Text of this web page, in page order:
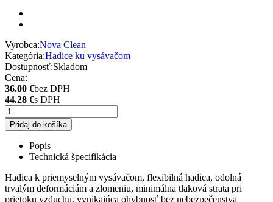
Vyrobca:Nova Clean
Kategória:Hadice ku vysávačom
Dostupnosť:Skladom
Cena:
36.00 €bez DPH
44.28 €s DPH
Pridaj do košíka
Popis
Technická špecifikácia
Hadica k priemyselným vysávačom, flexibilná hadica, odolná
trvalým deformáciám a zlomeniu, minimálna tlaková strata pri
prietoku vzduchu, vynikajúca ohybnosť bez nebezpečenstva